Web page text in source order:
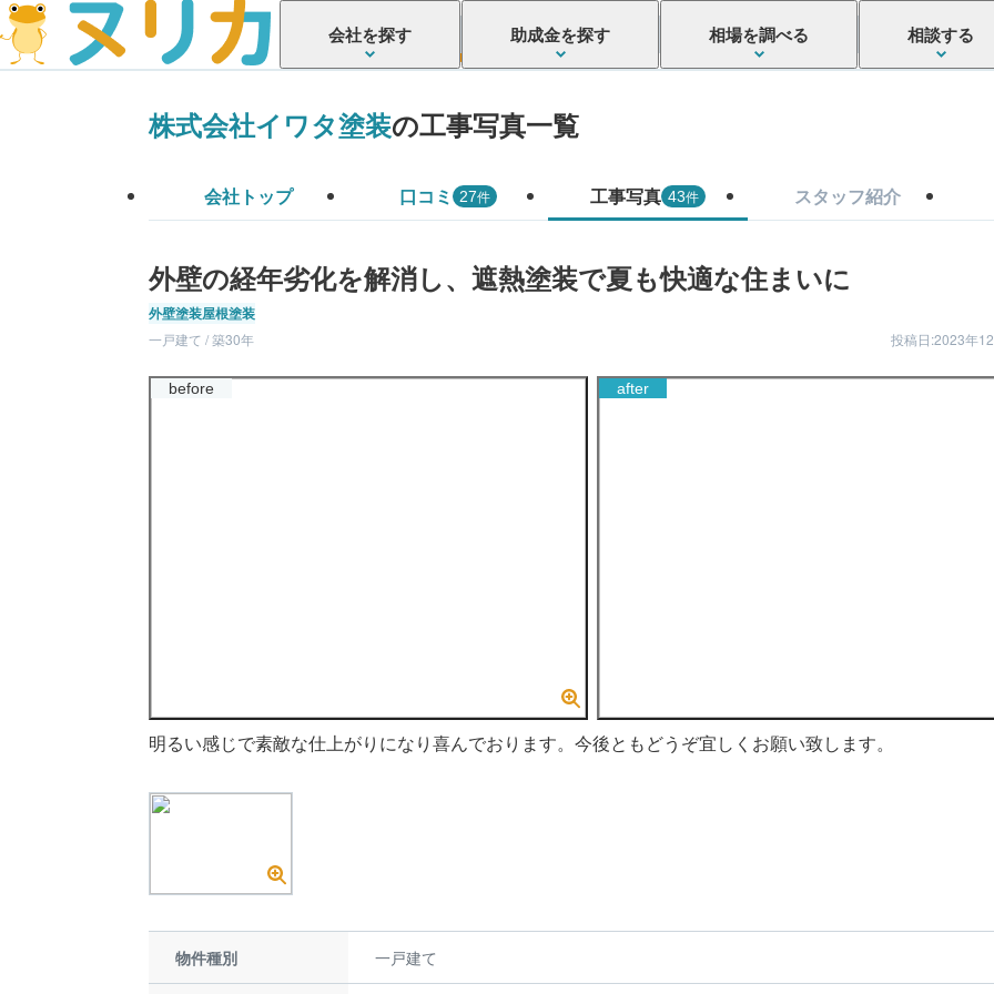
会社を探す 助成金を探す 相場を調べる 相談する
株式会社イワタ塗装の工事写真一覧
会社トップ 口コミ 27件 工事写真 43件 スタッフ紹介
外壁の経年劣化を解消し、遮熱塗装で夏も快適な住まいに
外壁塗装屋根塗装
一戸建て / 築30年 投稿日:2023年
before after
明るい感じで素敵な仕上がりになり喜んでおります。今後ともどうぞ宜しくお願い致します。
物件種別 一戸建て